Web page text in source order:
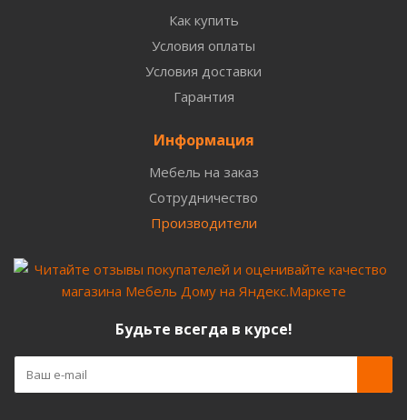
Как купить
Условия оплаты
Условия доставки
Гарантия
Информация
Мебель на заказ
Сотрудничество
Производители
Будьте всегда в курсе!